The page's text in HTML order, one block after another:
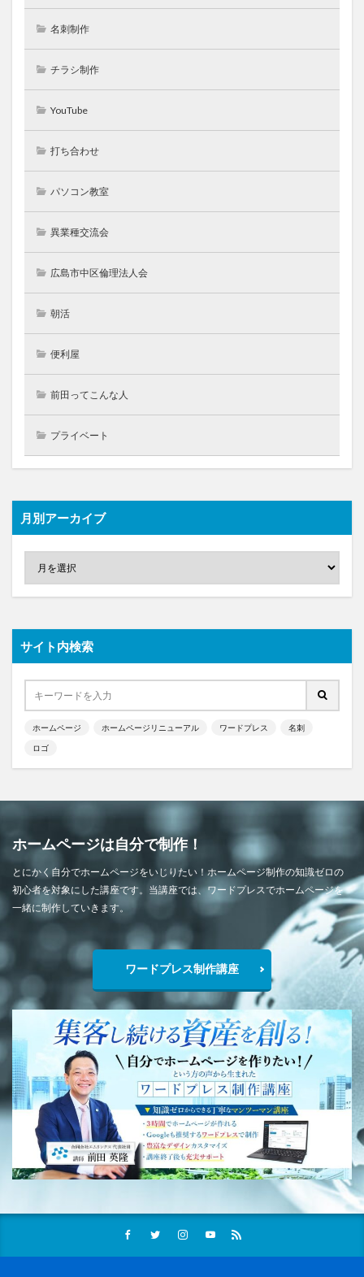
名刺制作
チラシ制作
YouTube
打ち合わせ
パソコン教室
異業種交流会
広島市中区倫理法人会
朝活
便利屋
前田ってこんな人
プライベート
月別アーカイブ
サイト内検索
ホームページ ホームページリニューアル ワードプレス 名刺
ロゴ
ホームページは自分で制作！
とにかく自分でホームページをいじりたい！ホームページ制作の知識ゼロの
初心者を対象にした講座です。当講座では、ワードプレスでホームページを
一緒に制作していきます。
ワードプレス制作講座